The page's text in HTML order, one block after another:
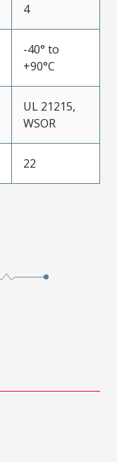
4
-40° to
+90°C
UL 21215,
WSOR
22